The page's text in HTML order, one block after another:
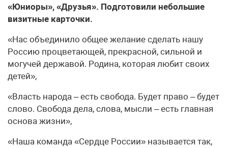
«Юниоры», «Друзья». Подготовили небольшие
визитные карточки.
«Нас объединило общее желание сделать нашу
Россию процветающей, прекрасной, сильной и
могучей державой. Родина, которая любит своих
детей»,
«Власть народа – есть свобода. Будет право – будет
слово. Свобода дела, слова, мысли – есть главная
основа жизни»,
«Наша команда «Сердце России» называется так,